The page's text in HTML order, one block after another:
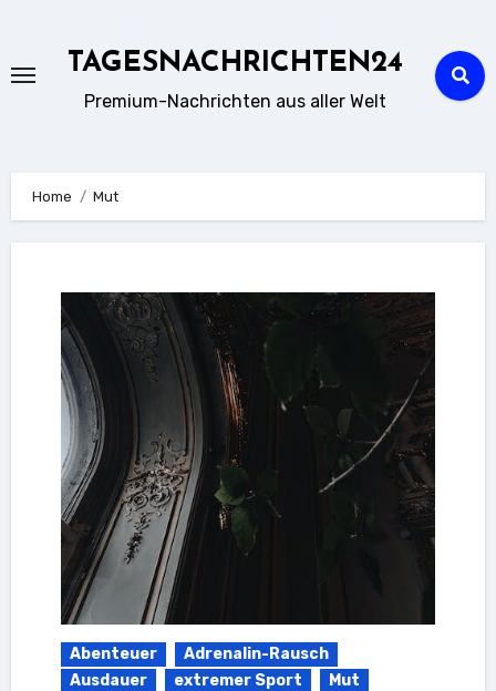
springen TAGESNACHRICHTEN24
Premium-Nachrichten aus aller Welt
Home Mut
Abenteuer
Adrenalin-Rausch
Ausdauer
extremer Sport
Mut